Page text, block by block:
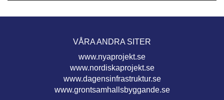
VÅRA ANDRA SITER
www.nyaprojekt.se
www.nordiskaprojekt.se
www.dagensinfrastruktur.se
www.grontsamhallsbyggande.se